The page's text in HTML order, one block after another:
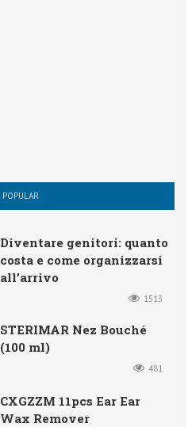
POPULAR
Diventare genitori: quanto
costa e come organizzarsi
all’arrivo
1513
STERIMAR Nez Bouché
(100 ml)
481
CXGZZM 11pcs Ear Ear
Wax Remover